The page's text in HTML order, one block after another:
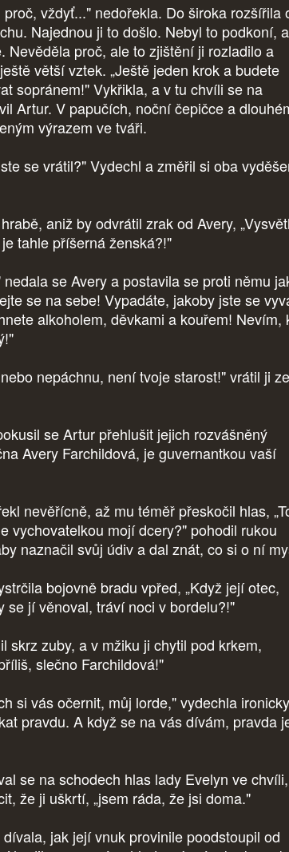
proč, vždyť..." nedořekla. Do široka rozšířila
Najednou ji to došlo. Nebyl to podkoní,
Nevěděla proč, ale to zjištění ji rozladilo a
větší vztek. „Ještě jeden krok a budete
sopránem!" Vykřikla, a v tu chvíli se na
Artur. V papučích, noční čepičce a
výrazem ve tváři.
se vrátil?" Vydechl a změřil si oba
aniž by odvrátil zrak od Avery,
tahle příšerná ženská?!"
nedala se Avery a postavila se proti němu
se na sebe! Vypadáte, jakoby jste se
alkoholem, děvkami a kouřem! Nevím,
nepáchnu, není tvoje starost!" vrátil ji
se Artur přehlušit jejich rozvášněný
Avery Farchildová, je guvernantkou vaší
nevěřícně, až mu téměř přeskočil hlas,
vychovatelkou mojí dcery?" pohodil rukou
naznačil svůj údiv a dal znát, co si o ní
bojovně bradu vpřed, „Když její otec,
se jí věnoval, tráví noci v bordelu?!"
skrz zuby, a v mžiku ji chytil pod krkem,
slečno Farchildová!"
si vás očernit, můj lorde," vydechla
pravdu. A když se na vás dívám, pravda
se na schodech hlas lady Evelyn ve
že ji uškrtí, „jsem ráda, že jsi doma."
jak její vnuk provinile poodstoupil od